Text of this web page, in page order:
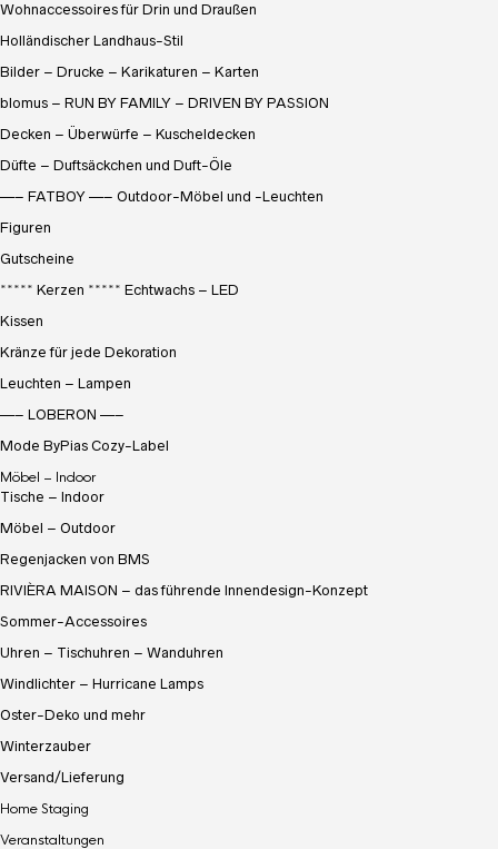
Wohnaccessoires für Drin und Draußen
Holländischer Landhaus-Stil
Bilder – Drucke – Karikaturen – Karten
blomus – RUN BY FAMILY – DRIVEN BY PASSION
Decken – Überwürfe – Kuscheldecken
Düfte – Duftsäckchen und Duft-Öle
—– FATBOY —– Outdoor-Möbel und -Leuchten
Figuren
Gutscheine
***** Kerzen ***** Echtwachs – LED
Kissen
Kränze für jede Dekoration
Leuchten – Lampen
—– LOBERON —–
Mode ByPias Cozy-Label
Möbel – Indoor
Tische – Indoor
Möbel – Outdoor
Regenjacken von BMS
RIVIÈRA MAISON – das führende Innendesign-Konzept
Sommer-Accessoires
Uhren – Tischuhren – Wanduhren
Windlichter – Hurricane Lamps
Oster-Deko und mehr
Winterzauber
Versand/Lieferung
Home Staging
Veranstaltungen